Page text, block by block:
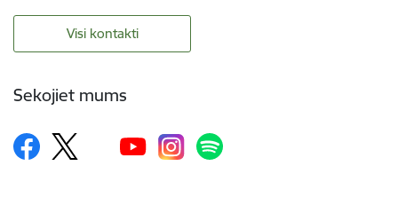
Visi kontakti
Sekojiet mums